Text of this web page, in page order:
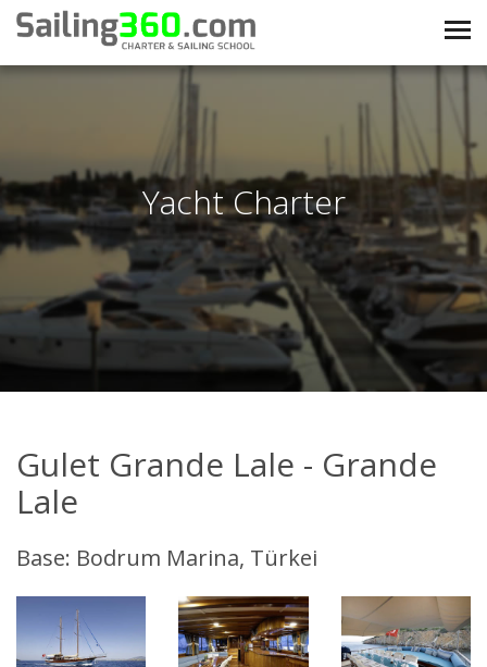
Yacht Charter
Gulet Grande Lale - Grande
Lale
Base: Bodrum Marina, Türkei